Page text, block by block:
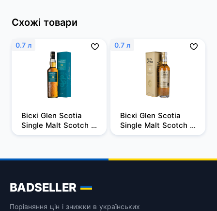
Схожі товари
0.7 л
Віскі Glen Scotia
Single Malt Scotch
Whisky 10 yo, в
0.7 л
Віскі Glen Scotia
Single Malt Scotch
Whisky 18 yo, у
BADSELLER
Порівняння цін і знижки в українських